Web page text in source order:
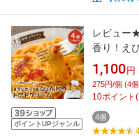
ポイントUPジャンル
レビュー
香り！え
（140g×4
温保存 レ
1,100 円
275円/個 (4
10ポイント (
4個